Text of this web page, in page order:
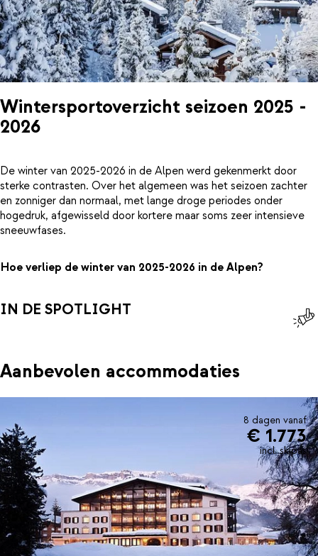
Wintersportoverzicht seizoen 2025 -
2026
De winter van 2025-2026 in de Alpen werd gekenmerkt door
sterke contrasten. Over het algemeen was het seizoen zachter
en zonniger dan normaal, met lange droge periodes onder
hogedruk, afgewisseld door kortere maar soms zeer intensieve
sneeuwfases.
Hoe verliep de winter van 2025-2026 in de Alpen?
IN DE SPOTLIGHT
Aanbevolen accommodaties
8 dagen vanaf
€ 1.773
incl. skipas